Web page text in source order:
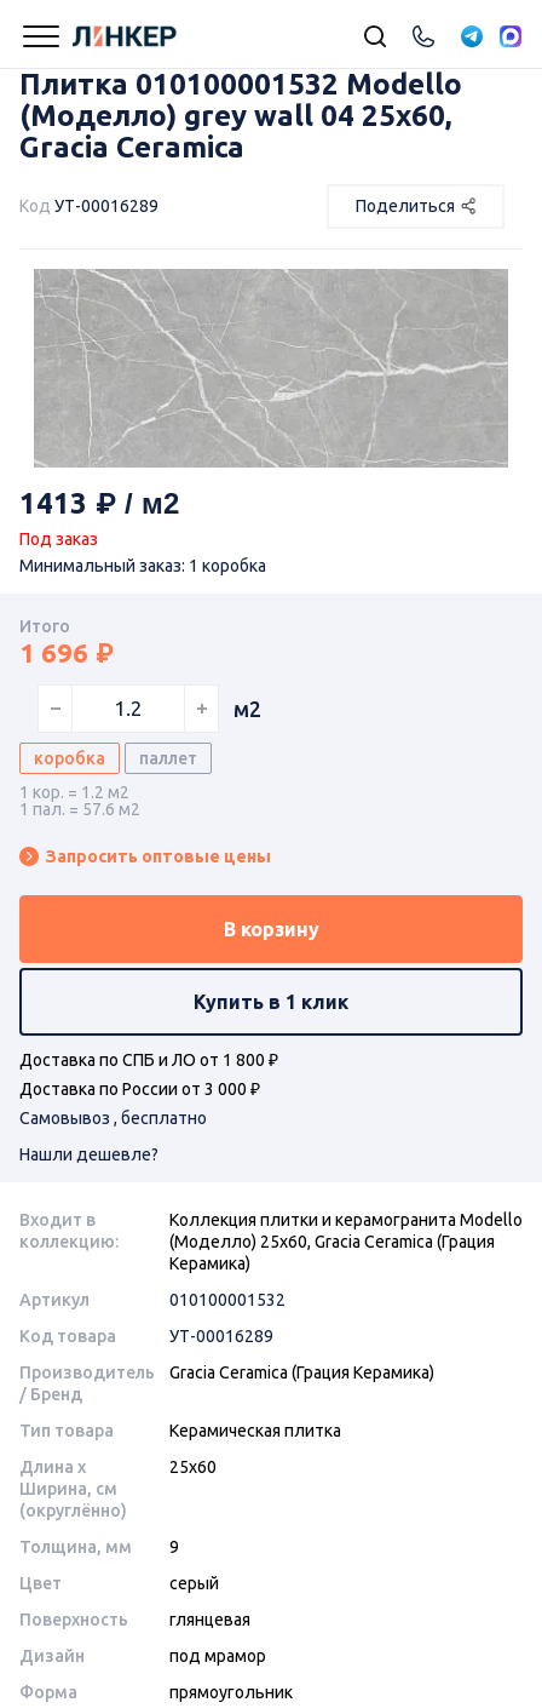
Плитка 010100001532 Modello
(Моделло) grey wall 04 25х60,
Gracia Ceramica
Код УТ-00016289 Поделиться
1413
Под заказ
Минимальный заказ: 1 коробка
Итого
1 696
м2
коробка
паллет
1 кор. = 1.2 м2
1 пал. = 57.6 м2
Запросить оптовые цены
В корзину
Купить в 1 клик
Доставка по СПБ и ЛО от 1 800 ₽
Доставка по России от 3 000 ₽
Самовывоз , бесплатно
Нашли дешевле?
Входит в
коллекцию:
Коллекция плитки и керамогранита Modello
(Моделло) 25х60, Gracia Ceramica (Грация
Керамика)
Артикул
010100001532
Код товара
УТ-00016289
Производитель
/ Бренд
Gracia Ceramica (Грация Керамика)
Тип товара
Керамическая плитка
Длина x
Ширина, см
(округлённо)
25x60
Толщина, мм
9
Цвет
серый
Поверхность
глянцевая
Дизайн
под мрамор
Форма
прямоугольник